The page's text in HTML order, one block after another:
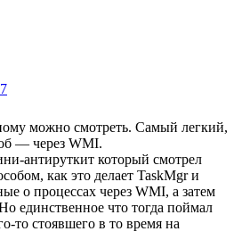
можно смотреть. Самый легкий,
— через WMI.
антируткит который смотрел
как это делает TaskMgr и
о процессах через WMI, а затем
единственное что тогда поймал
то стоявшего в то время на